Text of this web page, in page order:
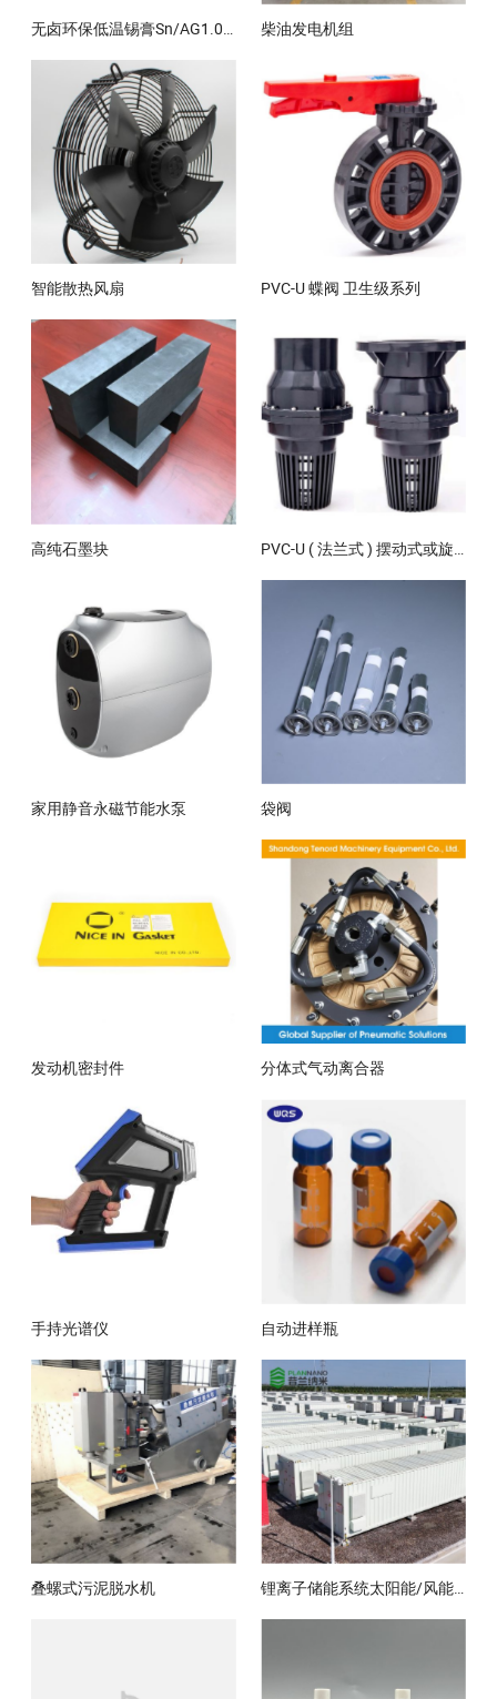
柴油发电机组
智能散热风扇 PVC-U 蝶阀 卫生级系列
高纯石墨块
家用静音永磁节能水泵 袋阀
发动机密封件 分体式气动离合器
手持光谱仪 自动进样瓶
叠螺式污泥脱水机 锂离子储能系统太阳能/风能储能系统